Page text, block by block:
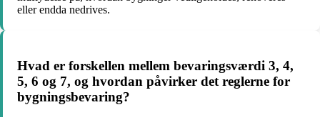
eller endda nedrives.
Hvad er forskellen mellem bevaringsværdi 3, 4,
5, 6 og 7, og hvordan påvirker det reglerne for
bygningsbevaring?